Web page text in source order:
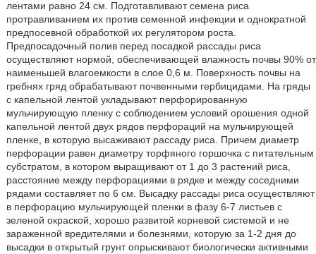
лентами равно 24 см. Подготавливают семена риса
протравливанием их против семенной инфекции и однократной
предпосевной обработкой их регулятором роста.
Предпосадочный полив перед посадкой рассады риса
осуществляют нормой, обеспечивающей влажность почвы 90% от
наименьшей влагоемкости в слое 0,6 м. Поверхность почвы на
гребнях гряд обрабатывают почвенными гербицидами. На гряды
с капельной лентой укладывают перфорированную
мульчирующую пленку с соблюдением условий орошения одной
капельной лентой двух рядов перфораций на мульчирующей
пленке, в которую высаживают рассаду риса. Причем диаметр
перфорации равен диаметру торфяного горшочка с питательным
субстратом, в котором выращивают от 1 до 3 растений риса,
расстояние между перфорациями в рядке и между соседними
рядами составляет по 6 см. Высадку рассады риса осуществляют
в перфорацию мульчирующей пленки в фазу 6-7 листьев с
зеленой окраской, хорошо развитой корневой системой и не
зараженной вредителями и болезнями, которую за 1-2 дня до
высадки в открытый грунт опрыскивают биологически активными